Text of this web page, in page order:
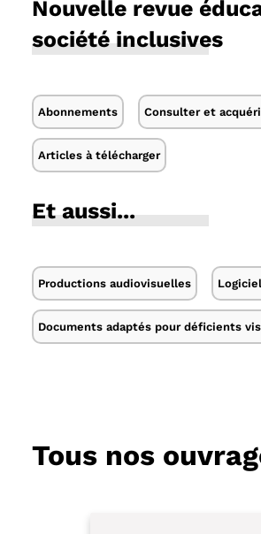
Nouvelle revue
société inclusives
Abonnements Consulter et
Articles à télécharger
Et aussi...
Productions audiovisuelles
Documents adaptés pour déficients
Tous nos